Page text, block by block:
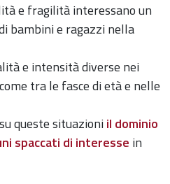
e fragilità interessano un
bambini e ragazzi nella
e intensità diverse nei
tra le fasce di età e nelle
queste situazioniil dominio
spaccati di interesse in